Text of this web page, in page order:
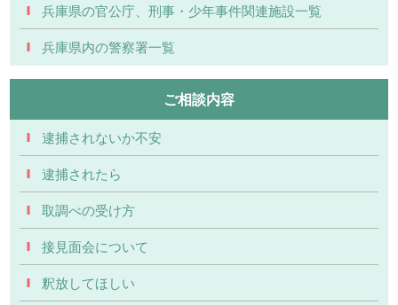
兵庫県の官公庁、刑事・少年事件関連施設一覧
兵庫県内の警察署一覧
ご相談内容
逮捕されないか不安
逮捕されたら
取調べの受け方
接見面会について
釈放してほしい